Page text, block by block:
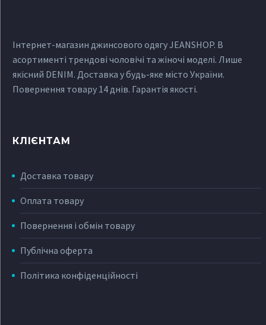
Інтернет-магазин джинсового одягу JEANSHOP. В
асортименті трендові чоловічі та жіночі моделі. Лише
якісний DENIM. Доставка у будь-яке місто України.
Повернення товару 14 днів. Гарантія якості.
КЛІЄНТАМ
Доставка товару
Оплата товару
Повернення і обмін товару
Публічна оферта
Політика конфіденційності